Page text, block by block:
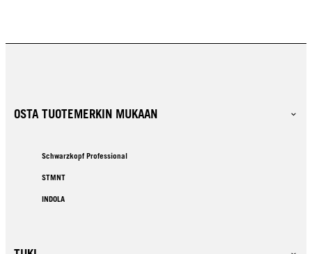
OSTA TUOTEMERKIN MUKAAN
Schwarzkopf Professional
STMNT
INDOLA